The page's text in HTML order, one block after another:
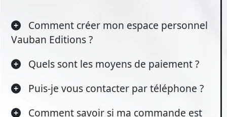
Comment créer mon espace personnel
Vauban Editions ?
Quels sont les moyens de paiement ?
Puis-je vous contacter par téléphone ?
Comment savoir si ma commande est